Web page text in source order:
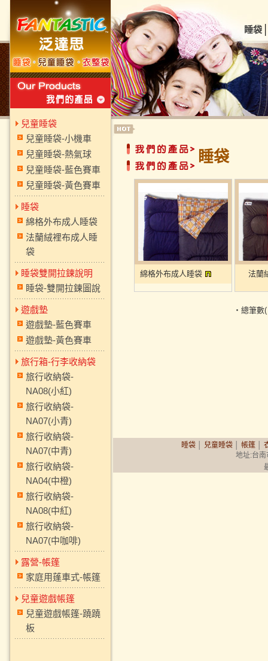
兒童睡袋
兒童睡袋-小機車
兒童睡袋-熱氣球
兒童睡袋-藍色賽車
兒童睡袋-黃色賽車
睡袋
綿格外布成人睡袋
法蘭絨裡布成人睡
袋
睡袋雙開拉鍊說明
睡袋-雙開拉鍊圖說
遊戲墊
遊戲墊-藍色賽車
遊戲墊-黃色賽車
旅行箱-行李收納袋
旅行收納袋-
NA08(小紅)
旅行收納袋-
NA07(小青)
旅行收納袋-
NA07(中青)
旅行收納袋-
NA04(中橙)
旅行收納袋-
NA08(中紅)
旅行收納袋-
NA07(中咖啡)
露營-帳篷
家庭用蓬車式-帳篷
兒童遊戲帳篷
兒童遊戲帳篷-蹺蹺
板
睡袋
睡袋
綿格外布成人睡袋 法蘭
‧總筆數
睡袋 兒童睡袋 帳篷
地址:台